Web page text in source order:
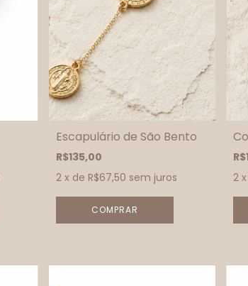
Escapulário de São Bento
R$135,00
2 x de R$67,50 sem juros
2